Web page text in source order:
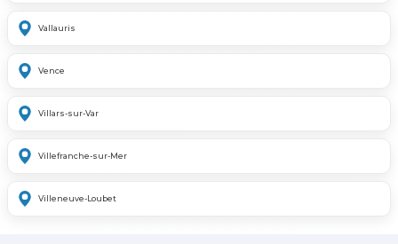
Vallauris
Vence
Villars-sur-Var
Villefranche-sur-Mer
Villeneuve-Loubet